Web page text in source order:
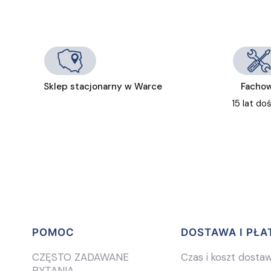
Sklep stacjonarny w Warce
15 lat
Linki w stopce
POMOC
CZĘSTO ZADAWANE
DOSTAWA I
Czas i koszt